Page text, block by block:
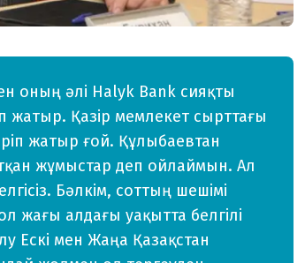
оның әлі Halyk Bank сияқты
жатыр. Қазір мемлекет сырттағы
жатыр ғой. Құлыбаевтан
жұмыстар деп ойлаймын. Ал
Бәлкім, соттың шешімі
жағы алдағы уақытта белгілі
Ескі мен Жаңа Қазақстан